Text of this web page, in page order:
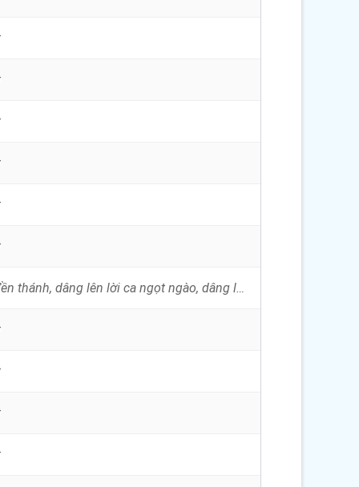
Con tiến vào đền thánh, dâng lên lời ca ngọt ngào, dâng lên lời thơ dạt dào, với tấm lòng cảm mến xiết bao. Con tiến vào...